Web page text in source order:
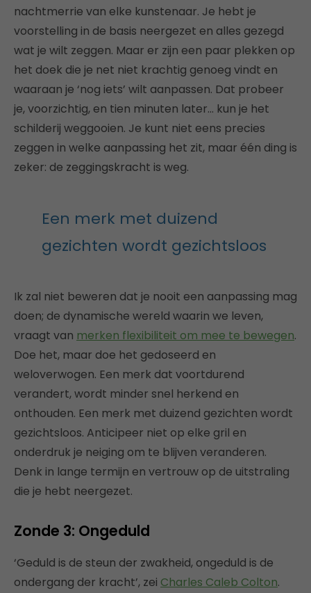
nachtmerrie van elke kunstenaar. Je hebt je
voorstelling in de basis neergezet en alles gezegd
wat je wilt zeggen. Maar er zijn een paar plekken op
het doek die je net niet krachtig genoeg vindt en
waaraan je ‘nog iets’ wilt aanpassen. Dat probeer
je, voorzichtig, en tien minuten later… kun je het
schilderij weggooien. Je kunt niet eens precies
zeggen in welke aanpassing het zit, maar één ding is
zeker: de zeggingskracht is weg.
Een merk met duizend
gezichten wordt gezichtsloos
Ik zal niet beweren dat je nooit een aanpassing mag
doen; de dynamische wereld waarin we leven,
vraagt van merken flexibiliteit om mee te bewegen.
Doe het, maar doe het gedoseerd en
weloverwogen. Een merk dat voortdurend
verandert, wordt minder snel herkend en
onthouden. Een merk met duizend gezichten wordt
gezichtsloos. Anticipeer niet op elke gril en
onderdruk je neiging om te blijven veranderen.
Denk in lange termijn en vertrouw op de uitstraling
die je hebt neergezet.
Zonde 3: Ongeduld
‘Geduld is de steun der zwakheid, ongeduld is de
ondergang der kracht’, zei Charles Caleb Colton.